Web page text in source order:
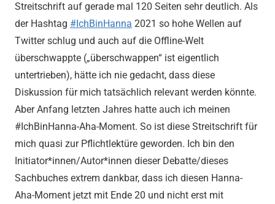
Streitschrift auf gerade mal 120 Seiten sehr deutlich. Als
der Hashtag #IchBinHanna 2021 so hohe Wellen auf
Twitter schlug und auch auf die Offline-Welt
überschwappte („überschwappen“ ist eigentlich
untertrieben), hätte ich nie gedacht, dass diese
Diskussion für mich tatsächlich relevant werden könnte.
Aber Anfang letzten Jahres hatte auch ich meinen
#IchBinHanna-Aha-Moment. So ist diese Streitschrift für
mich quasi zur Pflichtlektüre geworden. Ich bin den
Initiator*innen/Autor*innen dieser Debatte/dieses
Sachbuches extrem dankbar, dass ich diesen Hanna-
Aha-Moment jetzt mit Ende 20 und nicht erst mit